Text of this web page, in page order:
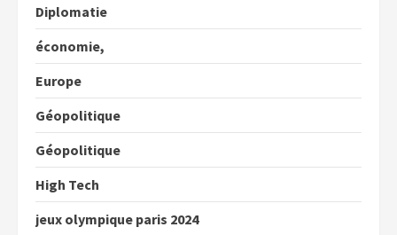
Diplomatie
économie,
Europe
Géopolitique
Géopolitique
High Tech
jeux olympique paris 2024